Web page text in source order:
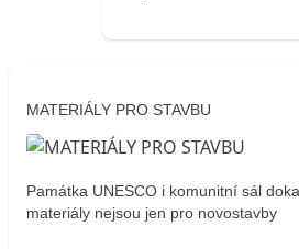
MATERIÁLY PRO STAVBU
Památka UNESCO i komunitní sál
materiály nejsou jen pro novostavby